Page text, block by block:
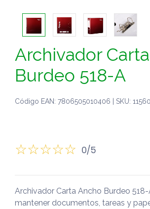
Archivador
Burdeo 518-A
Código EAN: 7806505010406 | SKU: 11560
0/5
Archivador Carta Ancho Burdeo
mantener documentos, tareas y